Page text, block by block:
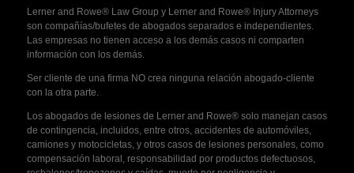
Lerner and Rowe® Law Group y Lerner and Rowe® Injury Attorneys
son compañías/bufetes de abogados separados e independientes.
Las empresas no tienen acceso a los demás casos ni comparten
información con los demás.
Ser cliente de una firma NO crea ninguna relación abogado-cliente
con la otra parte.
Los abogados de lesiones de Lerner and Rowe® solo manejan casos
de contingencia, incluidos, entre otros, accidentes de automóviles,
camiones y motocicletas, y otros casos de lesiones personales, como
compensación laboral, responsabilidad por productos defectuosos,